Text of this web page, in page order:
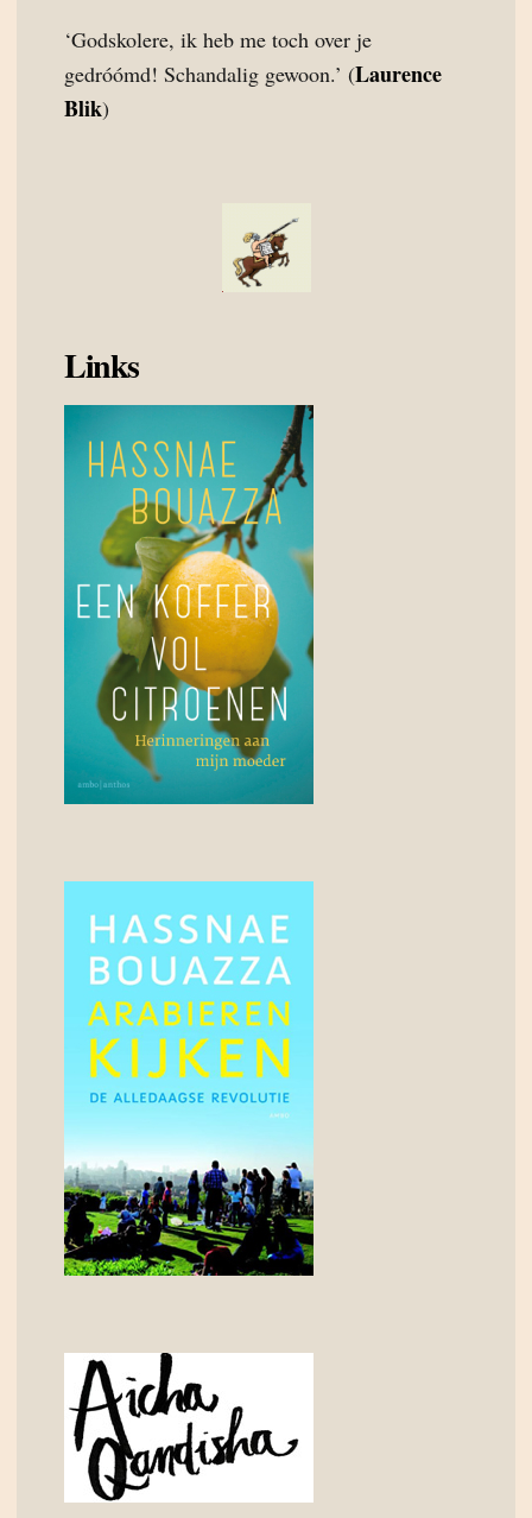
‘Godskolere, ik heb me toch over je
gedróómd! Schandalig gewoon.’ (Laurence
Blik)
Links